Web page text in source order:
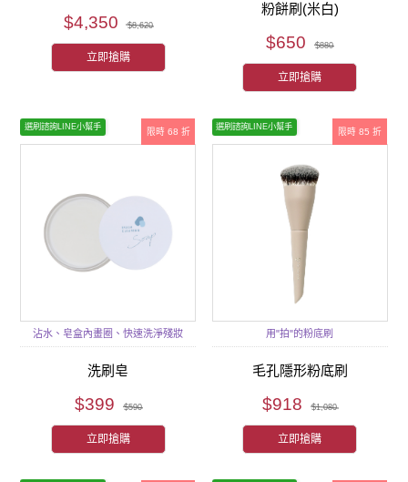
$4,350 $8,620
立即搶購
粉餅刷(米白)
$650 $880
立即搶購
限時 68 折
選刷諮詢LINE小幫手
沾水、皂盒內畫圈、快速洗淨殘妝
洗刷皂
$399 $590
立即搶購
限時 85 折
選刷諮詢LINE小幫手
用"拍"的粉底刷
毛孔隱形粉底刷
$918 $1,080
立即搶購